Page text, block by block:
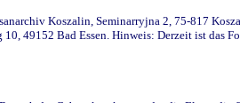
Koszalin, Seminarryjna 2, 75-817
49152 Bad Essen. Hinweis: Derzeit ist das